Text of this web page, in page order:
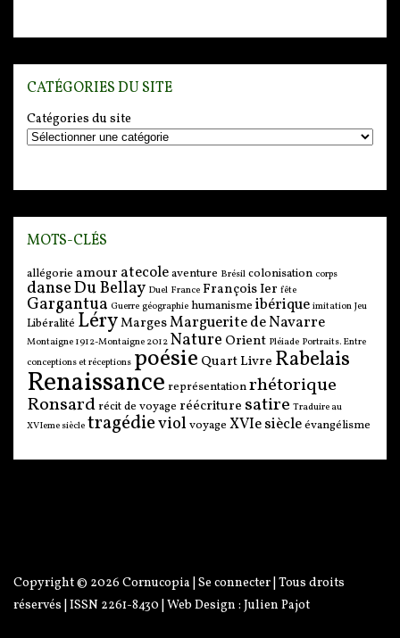
CATÉGORIES DU SITE
Catégories du site
MOTS-CLÉS
allégorie amour atecoleaventure Brésil colonisation corps
danseDu Bellay Duel France François Ier fête
Gargantua Guerre géographie humanisme ibérique imitation Jeu
Libéralité LéryMargesMarguerite de Navarre
Montaigne 1912-Montaigne 2012 Nature Orient Pléiade Portraits. Entre
conceptions et réceptions poésie Quart Livre Rabelais
Renaissance représentationrhétorique
Ronsardrécit de voyage réécriture satire Traduire au
XVIeme siècle tragédieviol voyage XVIe siècleévangélisme
Copyright © 2026 Cornucopia Se connecter | Tous droits
réservés | ISSN 2261-8430 | Web Design : Julien Pajot